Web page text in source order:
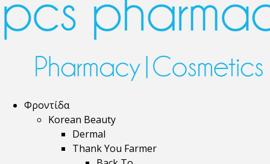
Φροντίδα
Korean Beauty
Dermal
Thank You Farmer